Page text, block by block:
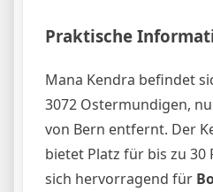
Praktische
Mana Kendra befindet
3072 Ostermundigen,
von Bern entfernt. Der
bietet Platz für bis zu
sich hervorragend für